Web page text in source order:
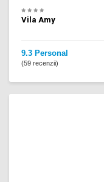
Vila Amy
9.3 Personal
(59 recenzii)